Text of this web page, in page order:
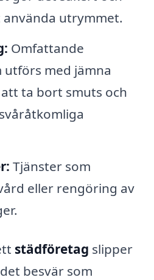
utrymmet.
Omfattande
med jämna
ta bort smuts och
Tjänster som
eller rengöring av
städföretag slipper
besvär som